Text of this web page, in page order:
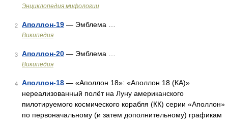
Энциклопедия мифологии
2 Аполлон-19 — Эмблема …
Википедия
3 Аполлон-20 — Эмблема …
Википедия
4 Аполлон-18 — «Аполлон 18»: «Аполлон 18 (КА)»
нереализованный полёт на Луну американского
пилотируемого космического корабля (КК) серии «Аполлон»
по первоначальному (и затем дополнительному) графикам